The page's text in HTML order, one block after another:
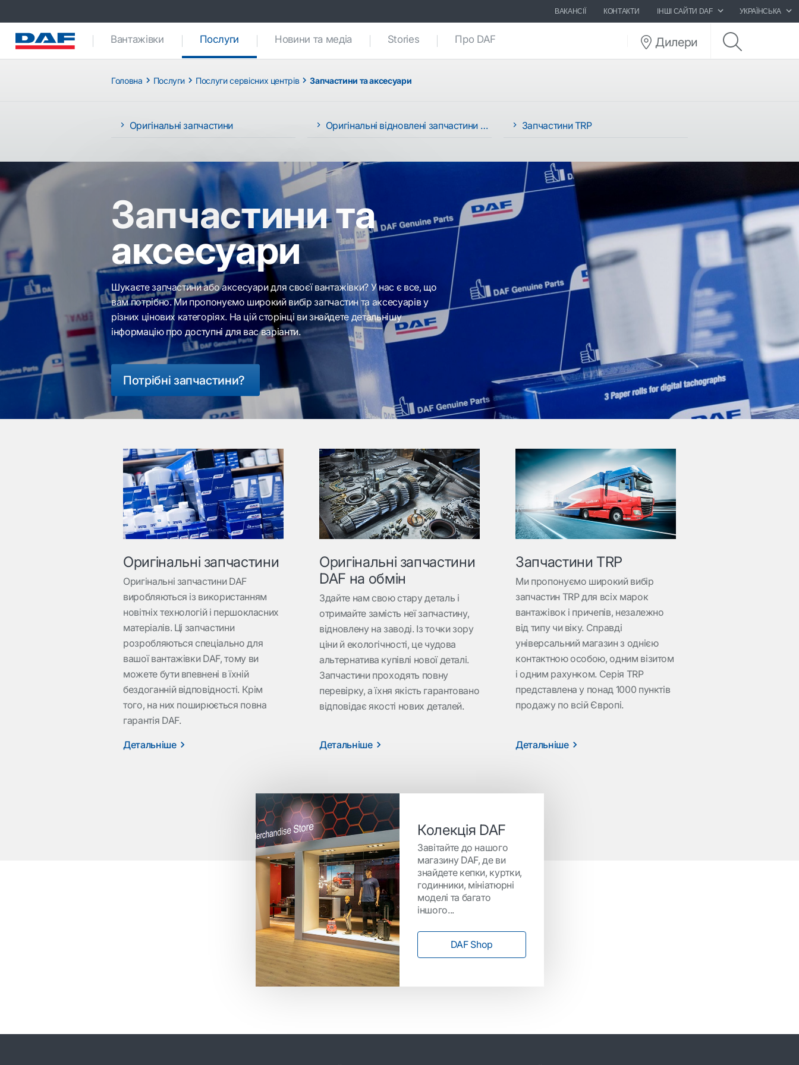
ВАКАНСІЇ КОНТАКТИ ІНШІ САЙТИ DAF УКРАЇНСЬКА
Вантажівки Послуги (current)Новини та медіа Stories Про DAF Дилери
Головна Послуги Послуги сервісних центрів Запчастини та аксесуари
Оригінальні запчастини Оригінальні відновлені запчастини DAF Запчастини TRP
Запчастини та
аксесуари
Шукаєте запчастини або аксесуари для своєї вантажівки? У нас є все, що
вам потрібно. Ми пропонуємо широкий вибір запчастин та аксесуарів у
різних цінових категоріях. На цій сторінці ви знайдете детальнішу
інформацію про доступні для вас варіанти.
Потрібні запчастини?
Оригінальні запчастини
Оригінальні запчастини DAF
виробляються із використанням
новітніх технологій і першокласних
матеріалів. Ці запчастини
розробляються спеціально для
вашої вантажівки DAF, тому ви
можете бути впевнені в їхній
бездоганній відповідності. Крім
того, на них поширюється повна
гарантія DAF.
Детальніше
Оригінальні запчастини
DAF на обмін
Здайте нам свою стару деталь і
отримайте замість неї запчастину,
відновлену на заводі. Із точки зору
ціни й екологічності, це чудова
альтернатива купівлі нової деталі.
Запчастини проходять повну
перевірку, а їхня якість гарантовано
відповідає якості нових деталей.
Детальніше
Запчастини TRP
Ми пропонуємо широкий вибір
запчастин TRP для всіх марок
вантажівок і причепів, незалежно
від типу чи віку. Справді
універсальний магазин з однією
контактною особою, одним візитом
і одним рахунком. Серія TRP
представлена у понад 1000 пунктів
продажу по всій Європі.
Детальніше
Колекція DAF
Завітайте до нашого
магазину DAF, де ви
знайдете кепки, куртки,
годинники, мініатюрні
моделі та багато
іншого...
DAF Shop